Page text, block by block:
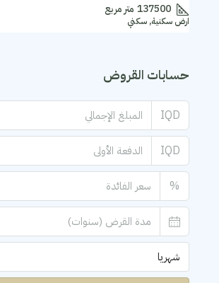
137500 متر مربع
ارض سكنية, سكني
حسابات القروض
IQD
IQD
%
شهريا